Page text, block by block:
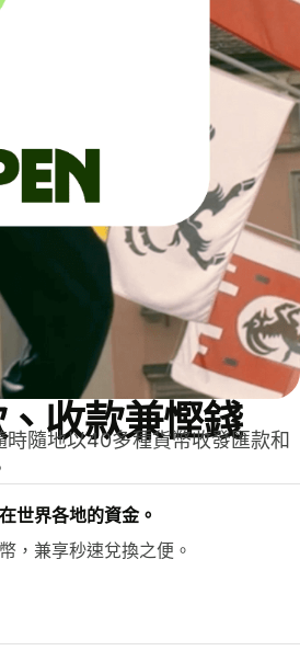
收款兼慳錢
時隨地以40多種貨幣收發匯款和
世界各地的資金。
，兼享秒速兌換之便。